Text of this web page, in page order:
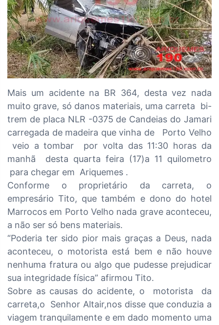
Mais um acidente na BR 364, desta vez nada
muito grave, só danos materiais, uma carreta bi-
trem de placa NLR -0375 de Candeias do Jamari
carregada de madeira que vinha de Porto Velho
veio a tombar por volta das 11:30 horas da
manhã desta quarta feira (17)a 11 quilometro
para chegar em Ariquemes .
Conforme o proprietário da carreta, o
empresário Tito, que também e dono do hotel
Marrocos em Porto Velho nada grave aconteceu,
a não ser só bens materiais.
“Poderia ter sido pior mais graças a Deus, nada
aconteceu, o motorista está bem e não houve
nenhuma fratura ou algo que pudesse prejudicar
sua integridade física” afirmou Tito.
Sobre as causas do acidente, o motorista da
carreta,o Senhor Altair,nos disse que conduzia a
viagem tranquilamente e em dado momento uma